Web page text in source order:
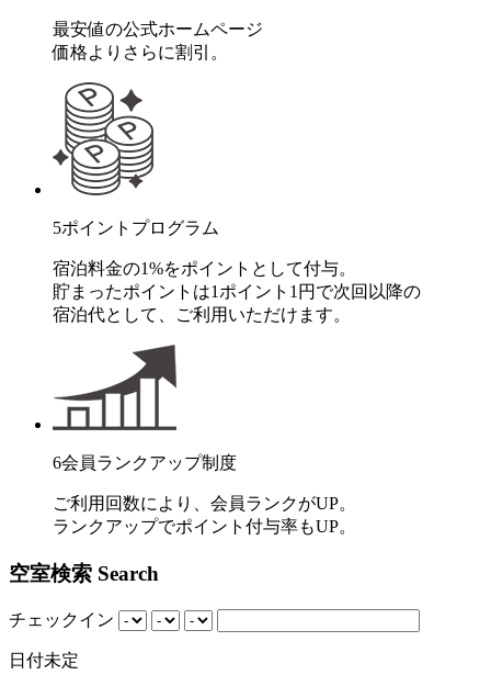
最安値の公式ホームページ
価格よりさらに割引。
5ポイントプログラム
宿泊料金の1%をポイントとして付与。
貯まったポイントは1ポイント1円で次回以降の
宿泊代として、ご利用いただけます。
6会員ランクアップ制度
ご利用回数により、会員ランクがUP。
ランクアップでポイント付与率もUP。
空室検索 Search
チェックイン
日付未定